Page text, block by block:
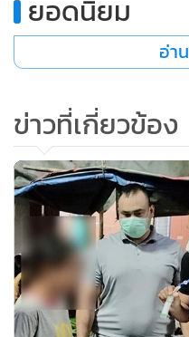
แต่อย่างใด จึงเกิดความตกใจ
แสดงความบริสุทธิ์ใจไว้ที่สถ
มาถูกดำเนินคดีเนื่องจากค
พนักงานสอบสวน สภ.ลำลูกก
พล.ต.ต.ธีรเดช กล่าวเน้นย้ำแ
โพสต์ข้อมูลส่วนตัวทางออน
มิจฉาชีพจะนำข้อมูลสำคัญน
ไปใช้เปิดเป็นบัญชีม้าหลอกล
เข้าบัญชีที่เปิดในชื่อของตน
ดำเนินคดี มีทั้งโทษจำและโท
ยอดนิยม
อ่า
ข่าวที่เกี่ยวข้อง